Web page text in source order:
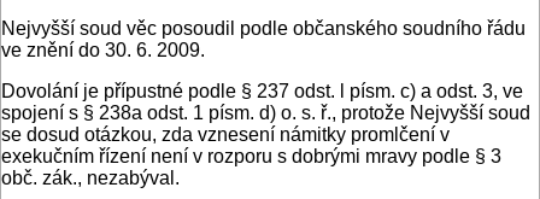
Nejvyšší soud věc posoudil podle občanského soudního řádu
ve znění do 30. 6. 2009.
Dovolání je přípustné podle § 237 odst. l písm. c) a odst. 3, ve
spojení s § 238a odst. 1 písm. d) o. s. ř., protože Nejvyšší soud
se dosud otázkou, zda vznesení námitky promlčení v
exekučním řízení není v rozporu s dobrými mravy podle § 3
obč. zák., nezabýval.